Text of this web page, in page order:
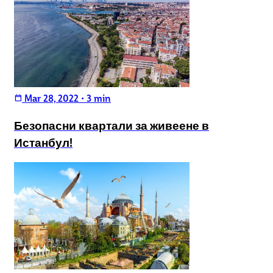
calendar_today Mar 28, 2022 • 3 min
Безопасни квартали за живеене в
Истанбул!